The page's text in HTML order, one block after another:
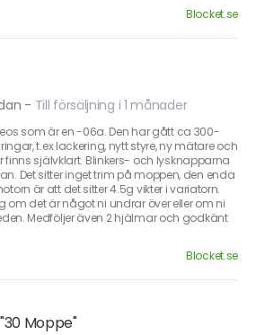
Blocket.se
- Till försäljning i 1 månader
som är en -06a. Den har gått ca 300-
t.ex lackering, nytt styre, ny mätare och
finns självklart. Blinkers- och lysknapparna
Det sitter inget trim på moppen, den enda
är att det sitter 4.5g vikter i variatorn.
om det är något ni undrar över eller om ni
Medföljer även 2 hjälmar och godkänt
Blocket.se
Moppe"